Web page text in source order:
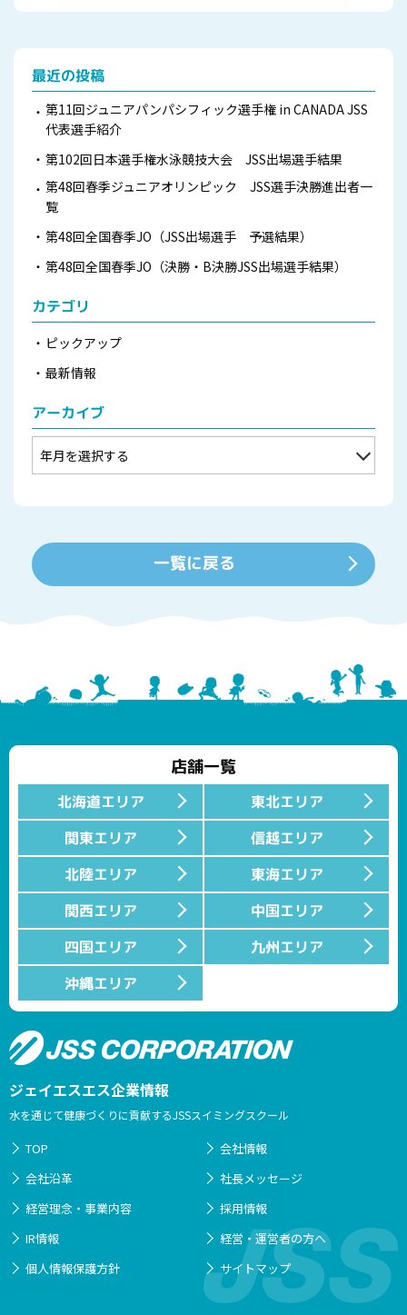
最近の投稿
第11回ジュニアパンパシフィック選手権 in CANADA JSS
代表選手紹介
第102回日本選手権水泳競技大会 JSS出場選手結果
第48回春季ジュニアオリンピック JSS選手決勝進出者一
覧
第48回全国春季JO（JSS出場選手 予選結果）
第48回全国春季JO（決勝・B決勝JSS出場選手結果）
カテゴリ
ピックアップ
最新情報
アーカイブ
一覧に戻る
店舗一覧
北海道エリア
東北エリア
関東エリア
信越エリア
北陸エリア
東海エリア
関西エリア
中国エリア
四国エリア
九州エリア
沖縄エリア
ジェイエスエス企業情報
水を通じて健康づくりに貢献するJSSスイミングスクール
TOP
会社情報
会社沿革
社長メッセージ
経営理念・事業内容
採用情報
IR情報
経営・運営者の方へ
個人情報保護方針
サイトマップ